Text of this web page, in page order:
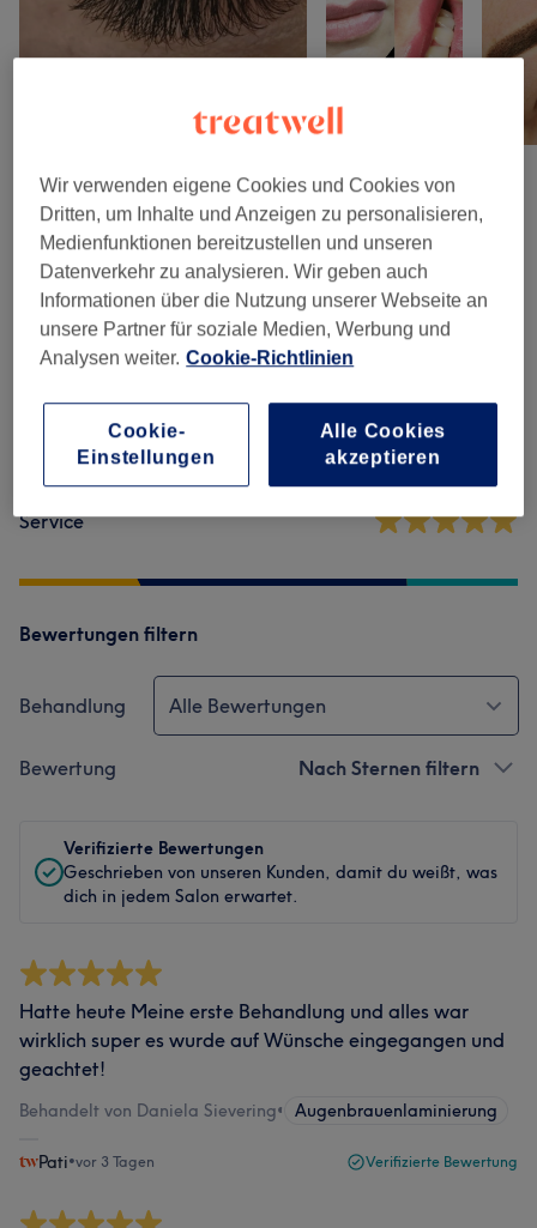
Salonbewertungen
4,8 249 Bewertungen
Ambiente
Sauberkeit
Service
Bewertungen filtern
Behandlung Alle Bewertungen
Bewertung Nach Sternen filtern
Verifizierte Bewertungen
Geschrieben von unseren Kunden, damit du weißt, was
dich in jedem Salon erwartet.
Hatte heute Meine erste Behandlung und alles war
wirklich super es wurde auf Wünsche eingegangen und
geachtet!
Behandelt von Daniela Sievering• Augenbrauenlaminierung
Pati•vor 3 Tagen Verifizierte Bewertung
Wir verwenden eigene Cookies und Cookies von
Dritten, um Inhalte und Anzeigen zu personalisieren,
Medienfunktionen bereitzustellen und unseren
Datenverkehr zu analysieren. Wir geben auch
Informationen über die Nutzung unserer Webseite an
unsere Partner für soziale Medien, Werbung und
Analysen weiter. Cookie-Richtlinien
Cookie-
Einstellungen
Alle Cookies
akzeptieren